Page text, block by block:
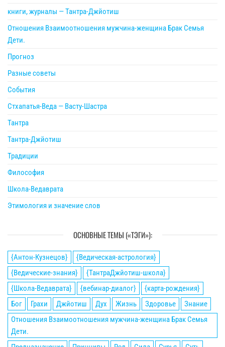
книги, журналы — Тантра-Джйотиш
Отношения Взаимоотношения мужчина-женщина Брак Семья
Дети.
Прогноз
Разные советы
События
Стхапатья-Веда — Васту-Шастра
Тантра
Тантра-Джйотиш
Традиции
Философия
Школа-Ведаврата
Этимология и значение слов
ОСНОВНЫЕ ТЕМЫ («ТЭГИ»):
{Антон-Кузнецов}
{Ведическая-астрология}
{Ведические-знания}
{ТантраДжйотиш-школа}
{Школа-Ведаврата}
{вебинар-диалог}
{карта-рождения}
Бог
Грахи Джйотиш Дух Жизнь Здоровье
Знание
Отношения Взаимоотношения мужчина-женщина Брак Семья
Дети.